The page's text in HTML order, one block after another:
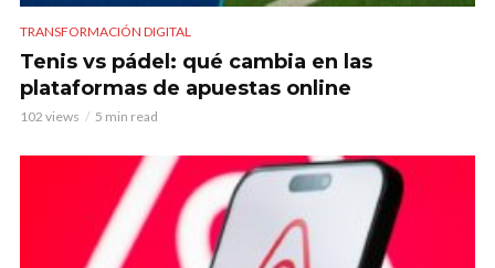
TRANSFORMACIÓN DIGITAL
Tenis vs pádel: qué cambia en las
plataformas de apuestas online
102 views 5 min read